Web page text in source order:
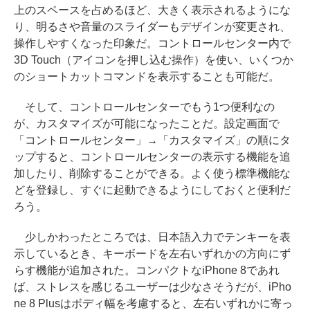
上のスペースを占めるほど、大きく表示されるようにな
り、明るさや音量のスライダーもデザインが変更され、
操作しやすくなった印象だ。コントロールセンター内で
3D Touch（アイコンを押し込む操作）を使い、いくつか
のショートカットコマンドを表示することも可能だ。
そして、コントロールセンターでもう1つ便利なの
が、カスタマイズが可能になったことだ。設定画面で
「コントロールセンター」→「カスタマイズ」の順にタ
ップすると、コントロールセンターの表示する機能を追
加したり、削除することができる。よく使う標準機能な
どを登録し、すぐに起動できるようにしておくと便利だ
ろう。
少しかわったところでは、日本語入力でテンキーを表
示しているとき、キーボードを左右いずれかの方向にず
らす機能が追加された。コンパクトなiPhone 8であれ
ば、ストレスを感じるユーザーは少なさそうだが、iPho
ne 8 Plusはボディ幅を考慮すると、左右いずれかに寄っ